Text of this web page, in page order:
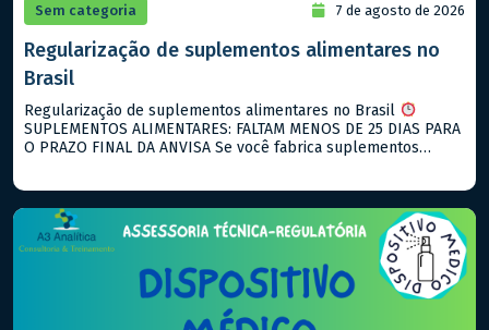
Sem categoria 7 de agosto de 2026
Regularização de suplementos alimentares no
Brasil
Regularização de suplementos alimentares no Brasil
SUPLEMENTOS ALIMENTARES: FALTAM MENOS DE 25 DIAS PARA
O PRAZO FINAL DA ANVISA Se você fabrica suplementos
990/2025: descreve […]